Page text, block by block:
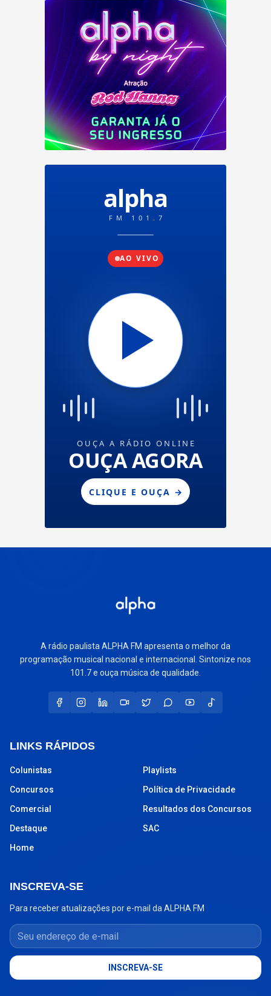
A rádio paulista ALPHA FM apresenta o melhor da
programação musical nacional e internacional. Sintonize nos
101.7 e ouça música de qualidade.
LINKS RÁPIDOS
Colunistas
Concursos
Comercial
Destaque
Home
Playlists
Política de Privacidade
Resultados dos Concursos
SAC
INSCREVA-SE
Para receber atualizações por e-mail da ALPHA FM
Seu endereço de e-mail
INSCREVA-SE